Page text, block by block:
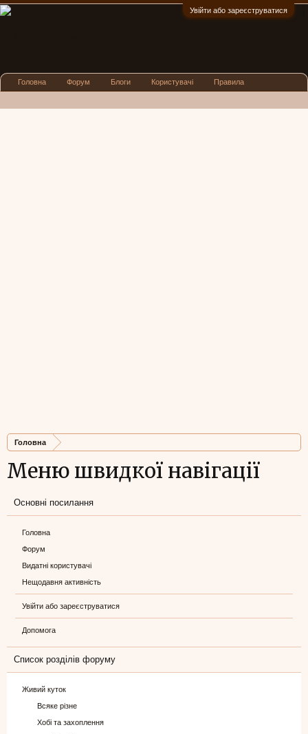
Увійти або зареєструватися
Головна
Меню швидкої навігації
Основні посилання
Головна
Форум
Видатні користувачі
Нещодавня активність
Увійти або зареєструватися
Допомога
Список розділів форуму
Живий куток
Всяке різне
Хобі та захоплення
Головна Форум Блоги Користувачі Правила